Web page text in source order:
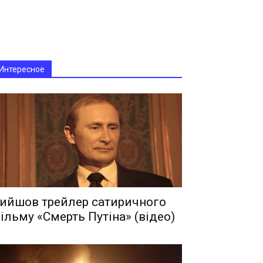
трейлер сатиричного
«Смерть Путіна» (відео)